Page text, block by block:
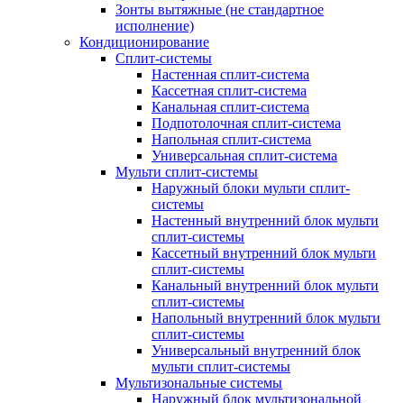
Зонты вытяжные (не стандартное
исполнение)
Кондиционирование
Сплит-системы
Настенная сплит-система
Кассетная сплит-система
Канальная сплит-система
Подпотолочная сплит-система
Напольная сплит-система
Универсальная сплит-система
Мульти сплит-системы
Наружный блоки мульти сплит-
системы
Настенный внутренний блок мульти
сплит-системы
Кассетный внутренний блок мульти
сплит-системы
Канальный внутренний блок мульти
сплит-системы
Напольный внутренний блок мульти
сплит-системы
Универсальный внутренний блок
мульти сплит-системы
Мультизональные системы
Наружный блок мультизональной